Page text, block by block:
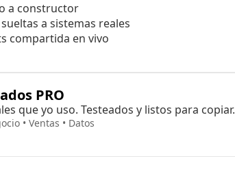
a constructor
a sistemas reales
compartida en vivo
PRO
que yo uso. Testeados y listos para copiar.
• Ventas • Datos